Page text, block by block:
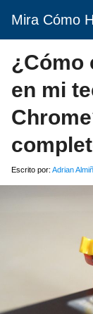
Mira Cómo
¿Cómo
en mi
Escrito por: Adrian